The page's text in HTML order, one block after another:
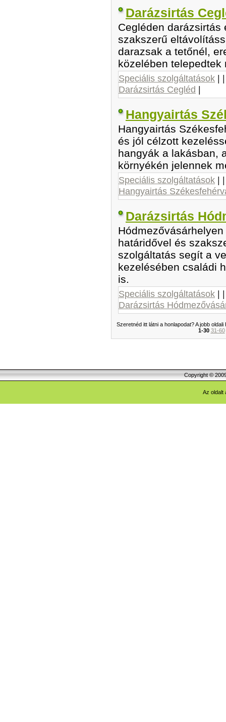
Darázsirtás
Cegléden
szakszerű
darazsak a tetőnél,
közelében telepedtek
Speciális szolgáltatások |
Darázsirtás Cegléd |
Hangyairtás
Hangyairtás
és jól célzott
hangyák a lakásban,
környékén jelennek
Speciális szolgáltatások |
Hangyairtás
Darázsirtás
határidővel és
szolgáltatás segít a
kezelésében családi
is.
Speciális szolgáltatások |
Darázsirtás
Szeretnéd itt látni a honlapodat? A jobb
1-30 31-60
Copyright ©
Az oldalt